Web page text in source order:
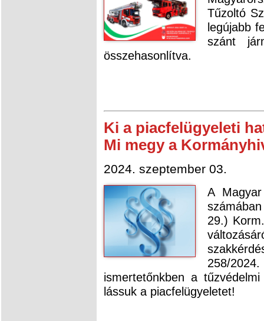
Tűzoltó
legújabb
szánt
összehasonlítva.
Ki a piacfelügyeleti
Mi megy a
2024. szeptember 03.
A
29.)
258/
ismertetőnkben a
lássuk a piacfelügyeletet!